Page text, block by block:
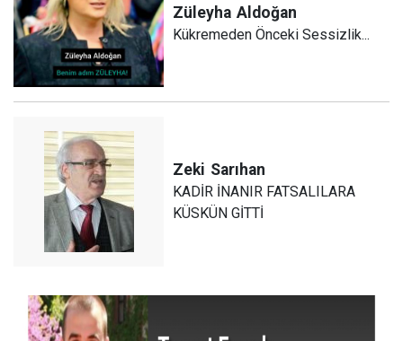
Züleyha Aldoğan
Kükremeden Önceki Sessizlik...
Zeki Sarıhan
KADİR İNANIR FATSALILARA
KÜSKÜN GİTTİ